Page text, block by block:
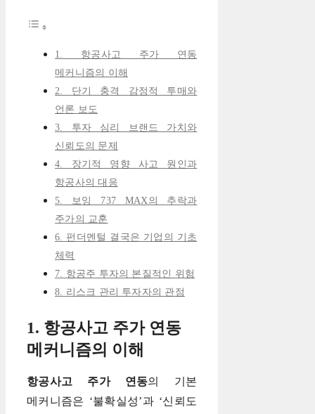
1. 항공사고 주가 연동
메커니즘의 이해
2. 단기 충격 감정적 투매와
언론 보도
3. 투자 심리 브랜드 가치와
신뢰도의 문제
4. 장기적 영향 사고 원인과
항공사의 대응
5. 보잉 737 MAX의 추락과
주가의 교훈
6. 펀더멘털 결국은 기업의 기초
체력
7. 항공주 투자의 본질적인 위험
8. 리스크 관리 투자자의 관점
1. 항공사고 주가 연동
메커니즘의 이해
항공사고 주가 연동의 기본
메커니즘은 ‘불확실성’과 ‘신뢰도